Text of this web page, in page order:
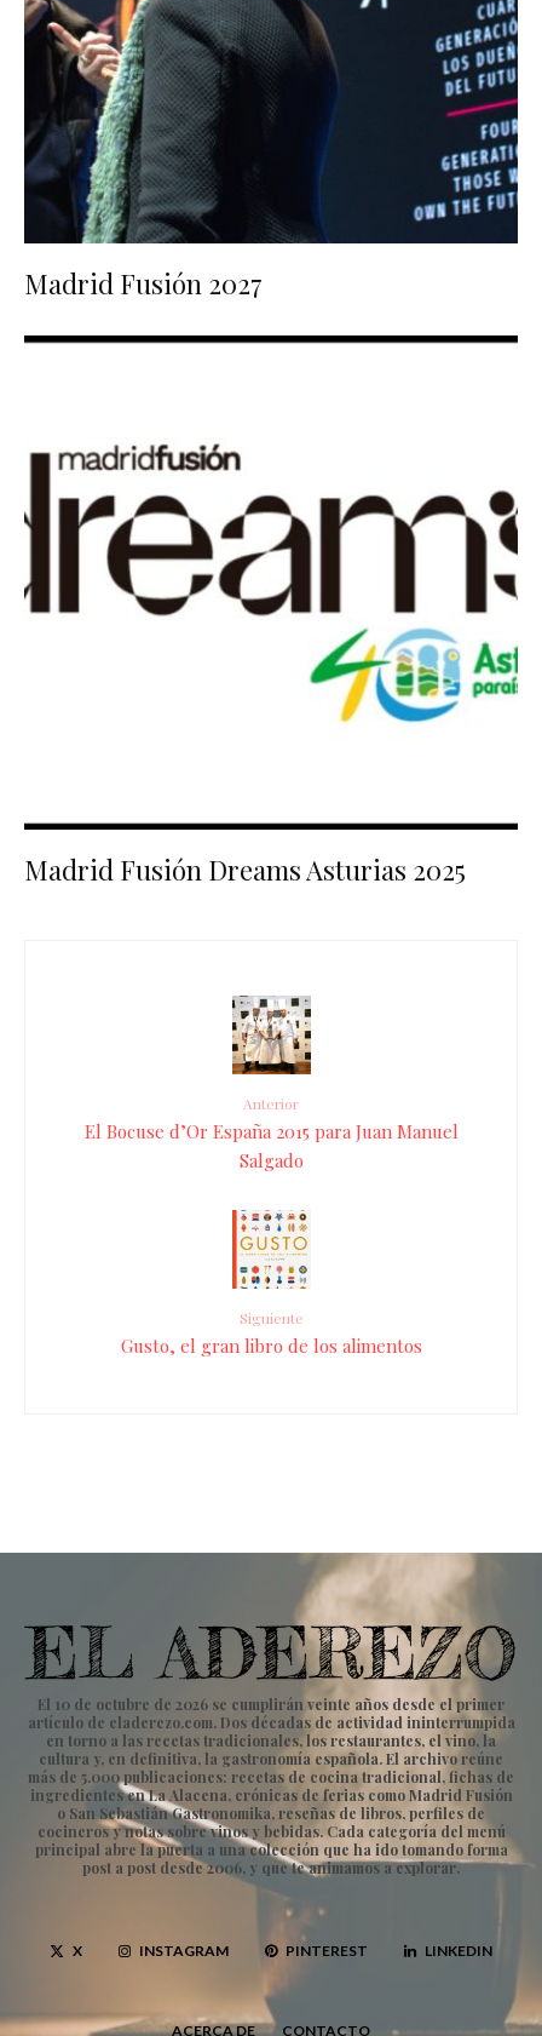
Madrid Fusión 2027
Madrid Fusión Dreams Asturias 2025
Anterior
El Bocuse d’Or España 2015 para Juan Manuel
Salgado
Siguiente
Gusto, el gran libro de los alimentos
El 10 de octubre de 2026 se cumplirán veinte años desde el primer
artículo de eladerezo.com. Dos décadas de actividad ininterrumpida
en torno a las recetas tradicionales, los restaurantes, el vino, la
cultura y, en definitiva, la gastronomía española. El archivo reúne
más de 5.000 publicaciones: recetas de cocina tradicional, fichas de
ingredientes en La Alacena, crónicas de ferias como Madrid Fusión
o San Sebastián Gastronomika, reseñas de libros, perfiles de
cocineros y notas sobre vinos y bebidas. Cada categoría del menú
principal abre la puerta a una colección que ha ido tomando forma
post a post desde 2006, y que te animamos a explorar.
X INSTAGRAM PINTEREST LINKEDIN
ACERCA DE CONTACTO